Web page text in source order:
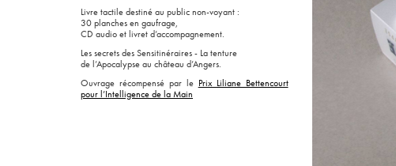
Livre tactile destiné au public non-voyant :
30 planches en gaufrage,
CD audio et livret d’accompagnement.
Les secrets des Sensitinéraires - La tenture
de l’Apocalypse au château d’Angers.
Ouvrage récompensé par le Prix Liliane Bettencourt
pour l’Intelligence de la Main